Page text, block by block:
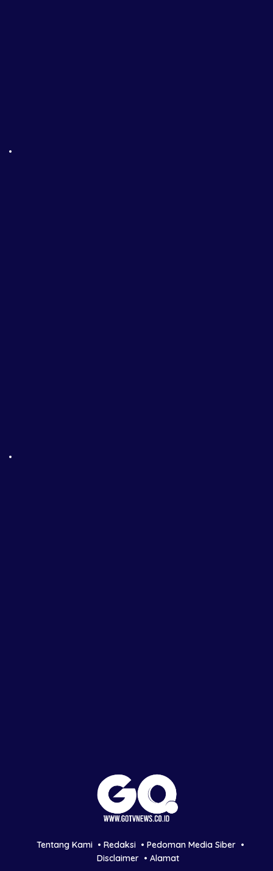
Tentang Kami Redaksi
Pedoman Media Siber
Disclaimer
Alamat